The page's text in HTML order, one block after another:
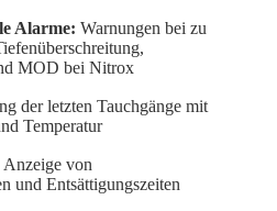
Alarme: Warnungen bei zu
MOD bei Nitrox
der letzten Tauchgänge mit
Temperatur
Anzeige von
und Entsättigungszeiten